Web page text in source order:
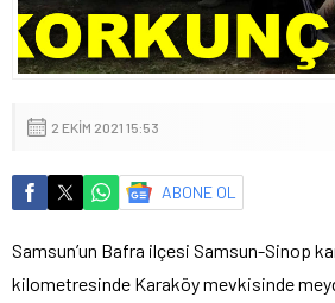
2 EKIM 2021 15:53
ABONE OL
Samsun’un Bafra ilçesi Samsun-Sinop
kilometresinde Karaköy mevkisinde